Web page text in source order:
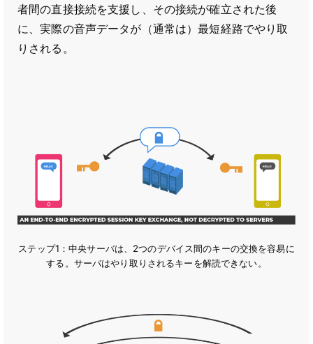
者間の直接接続を支援し、その接続が確立された後
に、実際の音声データが（通常は）最短経路でやり取
りされる。
ステップ1：中央サーバは、2つのデバイス間のキーの交換を容易に
する。サーバはやり取りされるキーを解読できない。